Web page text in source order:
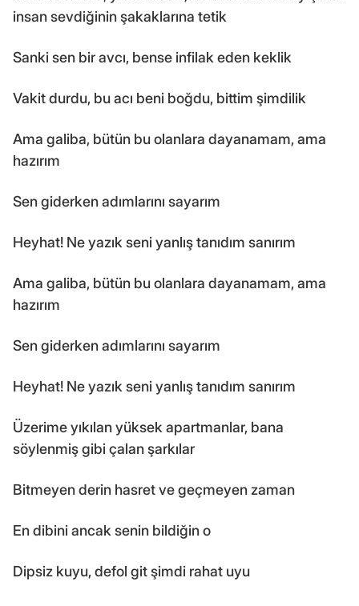
insan sevdiğinin şakaklarına tetik
Sanki sen bir avcı, bense infilak eden keklik
Vakit durdu, bu acı beni boğdu, bittim şimdilik
Ama galiba, bütün bu olanlara dayanamam, ama
hazırım
Sen giderken adımlarını sayarım
Heyhat! Ne yazık seni yanlış tanıdım sanırım
Ama galiba, bütün bu olanlara dayanamam, ama
hazırım
Sen giderken adımlarını sayarım
Heyhat! Ne yazık seni yanlış tanıdım sanırım
Üzerime yıkılan yüksek apartmanlar, bana
söylenmiş gibi çalan şarkılar
Bitmeyen derin hasret ve geçmeyen zaman
En dibini ancak senin bildiğin o
Dipsiz kuyu, defol git şimdi rahat uyu